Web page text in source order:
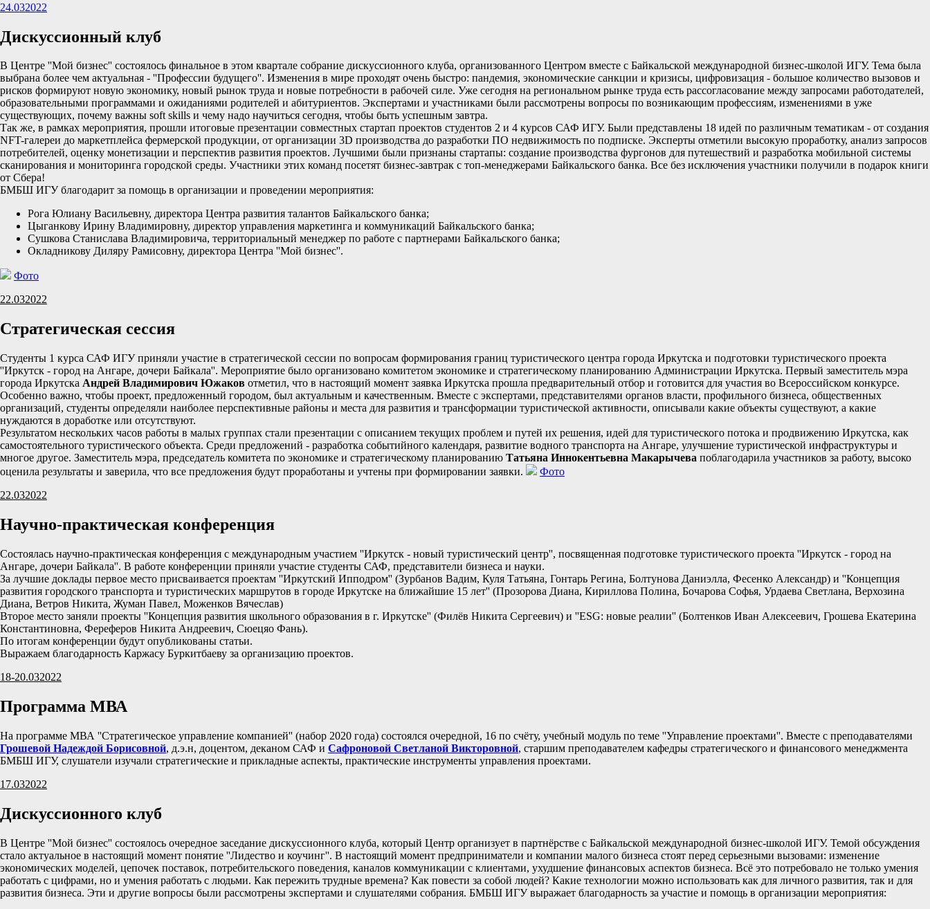
24.032022
Дискуссионный клуб
В Центре ''Мой бизнес'' состоялось финальное в этом квартале собрание дискуссионного клуба, организованного Центром вместе с Байкальской международной бизнес-школой ИГУ. Тема была
выбрана более чем актуальная - ''Профессии будущего''. Изменения в мире проходят очень быстро: пандемия, экономические санкции и кризисы, цифровизация - большое количество вызовов и
рисков формируют новую экономику, новый рынок труда и новые потребности в рабочей силе. Уже сегодня на региональном рынке труда есть рассогласование между запросами работодателей,
образовательными программами и ожиданиями родителей и абитуриентов. Экспертами и участниками были рассмотрены вопросы по возникающим профессиям, изменениями в уже
существующих, почему важны soft skills и чему надо научиться сегодня, чтобы быть успешным завтра.
Так же, в рамках мероприятия, прошли итоговые презентации совместных стартап проектов студентов 2 и 4 курсов САФ ИГУ. Были представлены 18 идей по различным тематикам - от создания
NFT-галереи до маркетплейса фермерской продукции, от организации 3D производства до разработки ПО недвижимость по подписке. Эксперты отметили высокую проработку, анализ запросов
потребителей, оценку монетизации и перспектив развития проектов. Лучшими были признаны стартапы: создание производства фургонов для путешествий и разработка мобильной системы
сканирования и мониторинга городской среды. Участники этих команд посетят бизнес-завтрак с топ-менеджерами Байкальского банка. Все без исключения участники получили в подарок книги
от Сбера!
БМБШ ИГУ благодарит за помощь в организации и проведении мероприятия:
Рога Юлиану Васильевну, директора Центра развития талантов Байкальского банка;
Цыганкову Ирину Владимировну, директор управления маркетинга и коммуникаций Байкальского банка;
Сушкова Станислава Владимировича, территориальный менеджер по работе с партнерами Байкальского банка;
Окладникову Диляру Рамисовну, директора Центра ''Мой бизнес''.
Фото
22.032022
Стратегическая сессия
Студенты 1 курса САФ ИГУ приняли участие в стратегической сессии по вопросам формирования границ туристического центра города Иркутска и подготовки туристического проекта
''Иркутск - город на Ангаре, дочери Байкала''. Мероприятие было организовано комитетом экономике и стратегическому планированию Администрации Иркутска. Первый заместитель мэра
города Иркутска Андрей Владимирович Южаков отметил, что в настоящий момент заявка Иркутска прошла предварительный отбор и готовится для участия во Всероссийском конкурсе.
Особенно важно, чтобы проект, предложенный городом, был актуальным и качественным. Вместе с экспертами, представителями органов власти, профильного бизнеса, общественных
организаций, студенты определяли наиболее перспективные районы и места для развития и трансформации туристической активности, описывали какие объекты существуют, а какие
нуждаются в доработке или отсутствуют.
Результатом нескольких часов работы в малых группах стали презентации с описанием текущих проблем и путей их решения, идей для туристического потока и продвижению Иркутска, как
самостоятельного туристического объекта. Среди предложений - разработка событийного календаря, развитие водного транспорта на Ангаре, улучшение туристической инфраструктуры и
многое другое. Заместитель мэра, председатель комитета по экономике и стратегическому планированию Татьяна Иннокентьевна Макарычева поблагодарила участников за работу, высоко
оценила результаты и заверила, что все предложения будут проработаны и учтены при формировании заявки.
Фото
22.032022
Научно-практическая конференция
Состоялась научно-практическая конференция с международным участием ''Иркутск - новый туристический центр'', посвященная подготовке туристического проекта ''Иркутск - город на
Ангаре, дочери Байкала''. В работе конференции приняли участие студенты САФ, представители бизнеса и науки.
За лучшие доклады первое место присваивается проектам ''Иркутский Ипподром'' (Зурбанов Вадим, Куля Татьяна, Гонтарь Регина, Болтунова Даниэлла, Фесенко Александр) и ''Концепция
развития городского транспорта и туристических маршрутов в городе Иркутске на ближайшие 15 лет'' (Прозорова Диана, Кириллова Полина, Бочарова Софья, Урдаева Светлана, Верхозина
Диана, Ветров Никита, Жуман Павел, Моженков Вячеслав)
Второе место заняли проекты ''Концепция развития школьного образования в г. Иркутске'' (Филёв Никита Сергеевич) и ''ESG: новые реалии'' (Болтенков Иван Алексеевич, Грошева Екатерина
Константиновна, Фереферов Никита Андреевич, Сюецяо Фань).
По итогам конференции будут опубликованы статьи.
Выражаем благодарность Каржасу Буркитбаеву за организацию проектов.
18-20.032022
Программа МВА
На программе МВА ''Стратегическое управление компанией'' (набор 2020 года) состоялся очередной, 16 по счёту, учебный модуль по теме ''Управление проектами''. Вместе с преподавателями
Грошевой Надеждой Борисовной, д.э.н, доцентом, деканом САФ и Сафроновой Светланой Викторовной, старшим преподавателем кафедры стратегического и финансового менеджмента
БМБШ ИГУ, слушатели изучали стратегические и прикладные аспекты, практические инструменты управления проектами.
17.032022
Дискуссионного клуб
В Центре ''Мой бизнес'' состоялось очередное заседание дискуссионного клуба, который Центр организует в партнёрстве с Байкальской международной бизнес-школой ИГУ. Темой обсуждения
стало актуальное в настоящий момент понятие ''Лидество и коучинг''. В настоящий момент предприниматели и компании малого бизнеса стоят перед серьезными вызовами: изменение
экономических моделей, цепочек поставок, потребительского поведения, каналов коммуникации с клиентами, ухудшение финансовых аспектов бизнеса. Всё это потребовало не только умения
работать с цифрами, но и умения работать с людьми. Как пережить трудные времена? Как повести за собой людей? Какие технологии можно использовать как для личного развития, так и для
развития бизнеса. Эти и другие вопросы были рассмотрены экспертами и слушателями собрания. БМБШ ИГУ выражает благодарность за участие и помощь в организации мероприятия: